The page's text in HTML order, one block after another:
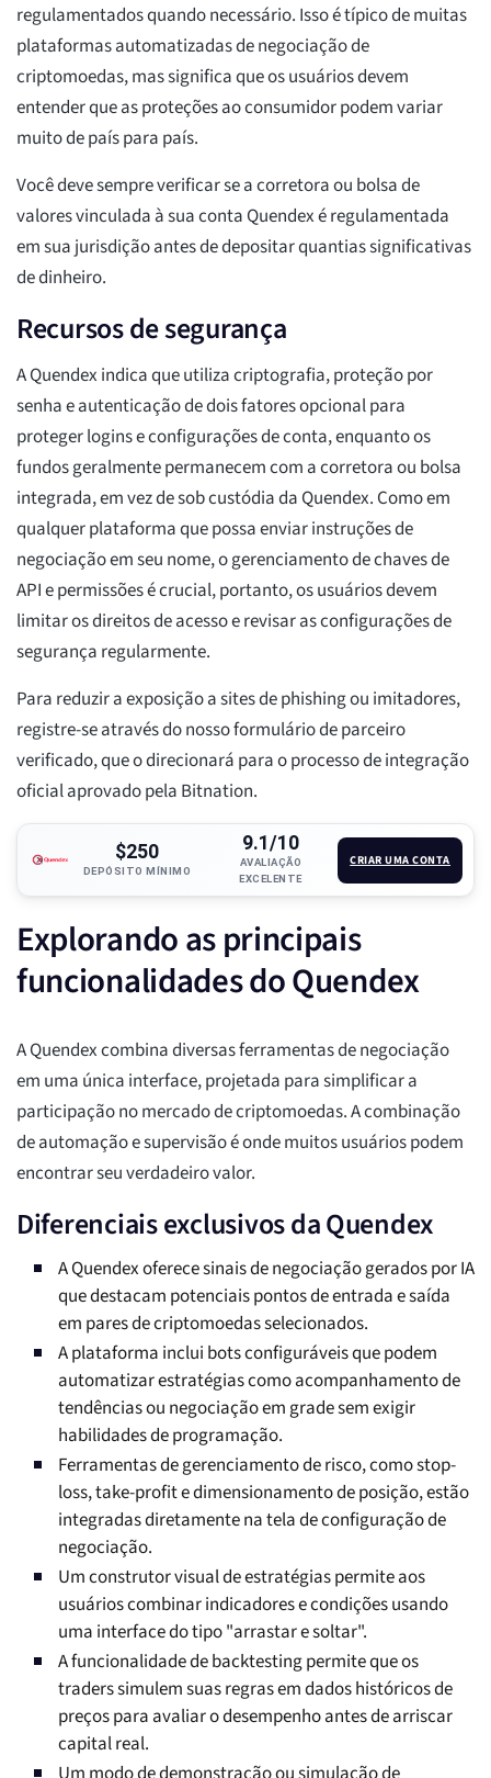
regulamentados quando necessário. Isso é típico de muitas
plataformas automatizadas de negociação de
criptomoedas, mas significa que os usuários devem
entender que as proteções ao consumidor podem variar
muito de país para país.
Você deve sempre verificar se a corretora ou bolsa de
valores vinculada à sua conta Quendex é regulamentada
em sua jurisdição antes de depositar quantias significativas
de dinheiro.
Recursos de segurança
A Quendex indica que utiliza criptografia, proteção por
senha e autenticação de dois fatores opcional para
proteger logins e configurações de conta, enquanto os
fundos geralmente permanecem com a corretora ou bolsa
integrada, em vez de sob custódia da Quendex. Como em
qualquer plataforma que possa enviar instruções de
negociação em seu nome, o gerenciamento de chaves de
API e permissões é crucial, portanto, os usuários devem
limitar os direitos de acesso e revisar as configurações de
segurança regularmente.
Para reduzir a exposição a sites de phishing ou imitadores,
registre-se através do nosso formulário de parceiro
verificado, que o direcionará para o processo de integração
oficial aprovado pela Bitnation.
$250
DEPÓSITO MÍNIMO
9.1/10
AVALIAÇÃO
EXCELENTE
CRIAR UMA CONTA
Explorando as principais
funcionalidades do Quendex
A Quendex combina diversas ferramentas de negociação
em uma única interface, projetada para simplificar a
participação no mercado de criptomoedas. A combinação
de automação e supervisão é onde muitos usuários podem
encontrar seu verdadeiro valor.
Diferenciais exclusivos da Quendex
A Quendex oferece sinais de negociação gerados por IA
que destacam potenciais pontos de entrada e saída
em pares de criptomoedas selecionados.
A plataforma inclui bots configuráveis que podem
automatizar estratégias como acompanhamento de
tendências ou negociação em grade sem exigir
habilidades de programação.
Ferramentas de gerenciamento de risco, como stop-
loss, take-profit e dimensionamento de posição, estão
integradas diretamente na tela de configuração de
negociação.
Um construtor visual de estratégias permite aos
usuários combinar indicadores e condições usando
uma interface do tipo "arrastar e soltar".
A funcionalidade de backtesting permite que os
traders simulem suas regras em dados históricos de
preços para avaliar o desempenho antes de arriscar
capital real.